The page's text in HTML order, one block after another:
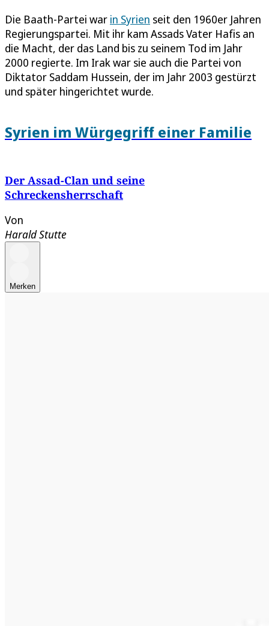
Die Baath-Partei war in Syrien seit den 1960er Jahren
Regierungspartei. Mit ihr kam Assads Vater Hafis an
die Macht, der das Land bis zu seinem Tod im Jahr
2000 regierte. Im Irak war sie auch die Partei von
Diktator Saddam Hussein, der im Jahr 2003 gestürzt
und später hingerichtet wurde.
Syrien im Würgegriff einer Familie
Der Assad-Clan und seine
Schreckensherrschaft
Von
Harald Stutte
Merken